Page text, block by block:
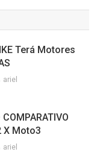
Terá Motores
ariel
X Moto3
ariel